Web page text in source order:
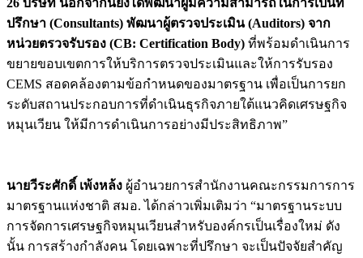
ปรึกษา (Consultants) พัฒนาผู้ตรวจประเมิน (Auditors) จาก
หน่วยตรวจรับรอง (CB: Certification Body) ที่พร้อมดำเนินการ
ขยายขอบเขตการให้บริการตรวจประเมินและให้การรับรอง
CEMS สอดคล้องตามข้อกำหนดของมาตรฐาน เพื่อเป็นการยก
ระดับสถานประกอบการที่ดำเนินธุรกิจภายใต้แนวคิดเศรษฐกิจ
หมุนเวียน ให้มีการดำเนินการอย่างมีประสิทธิภาพ”
นายวีระศักดิ์ เพ้งหล้ง ผู้อำนวยการสำนักงานคณะกรรมการการ
มาตรฐานแห่งชาติ สมอ. ได้กล่าวเพิ่มเติมว่า “มาตรฐานระบบ
การจัดการเศรษฐกิจหมุนเวียนสำหรับองค์กรเป็นเรื่องใหม่ ดัง
นั้น การสร้างกำลังคน โดยเฉพาะที่ปรึกษา จะเป็นปัจจัยสำคัญ